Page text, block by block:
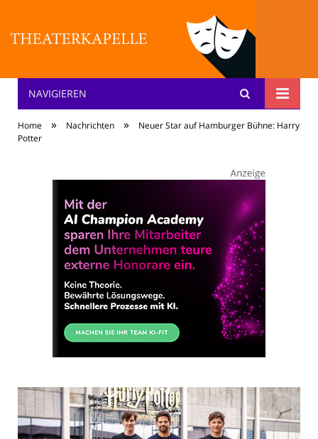
Theater: [KA] :pelle
NAVIGIEREN
Home » Nachrichten »
Neuer Star auf Hamburger Bühne: Harry
Potter